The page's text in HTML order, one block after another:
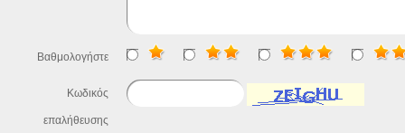
Βαθμολογήστε
Κωδικός
επαλήθευσης